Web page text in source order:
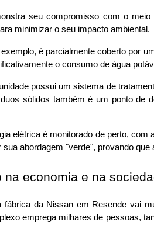
seu compromisso com o
minimizar o seu impacto ambiental.
é parcialmente coberto por
o consumo de água
possui um sistema de
sólidos também é um ponto de
elétrica é monitorado de perto,
sua abordagem "verde", provando
na economia e na
fábrica da Nissan em Resende vai
emprega milhares de pessoas,